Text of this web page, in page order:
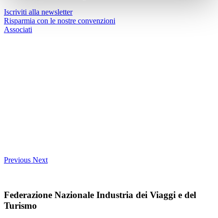
Iscriviti alla newsletter
Risparmia con le nostre convenzioni
Associati
Previous Next
Federazione Nazionale Industria dei Viaggi e del
Turismo